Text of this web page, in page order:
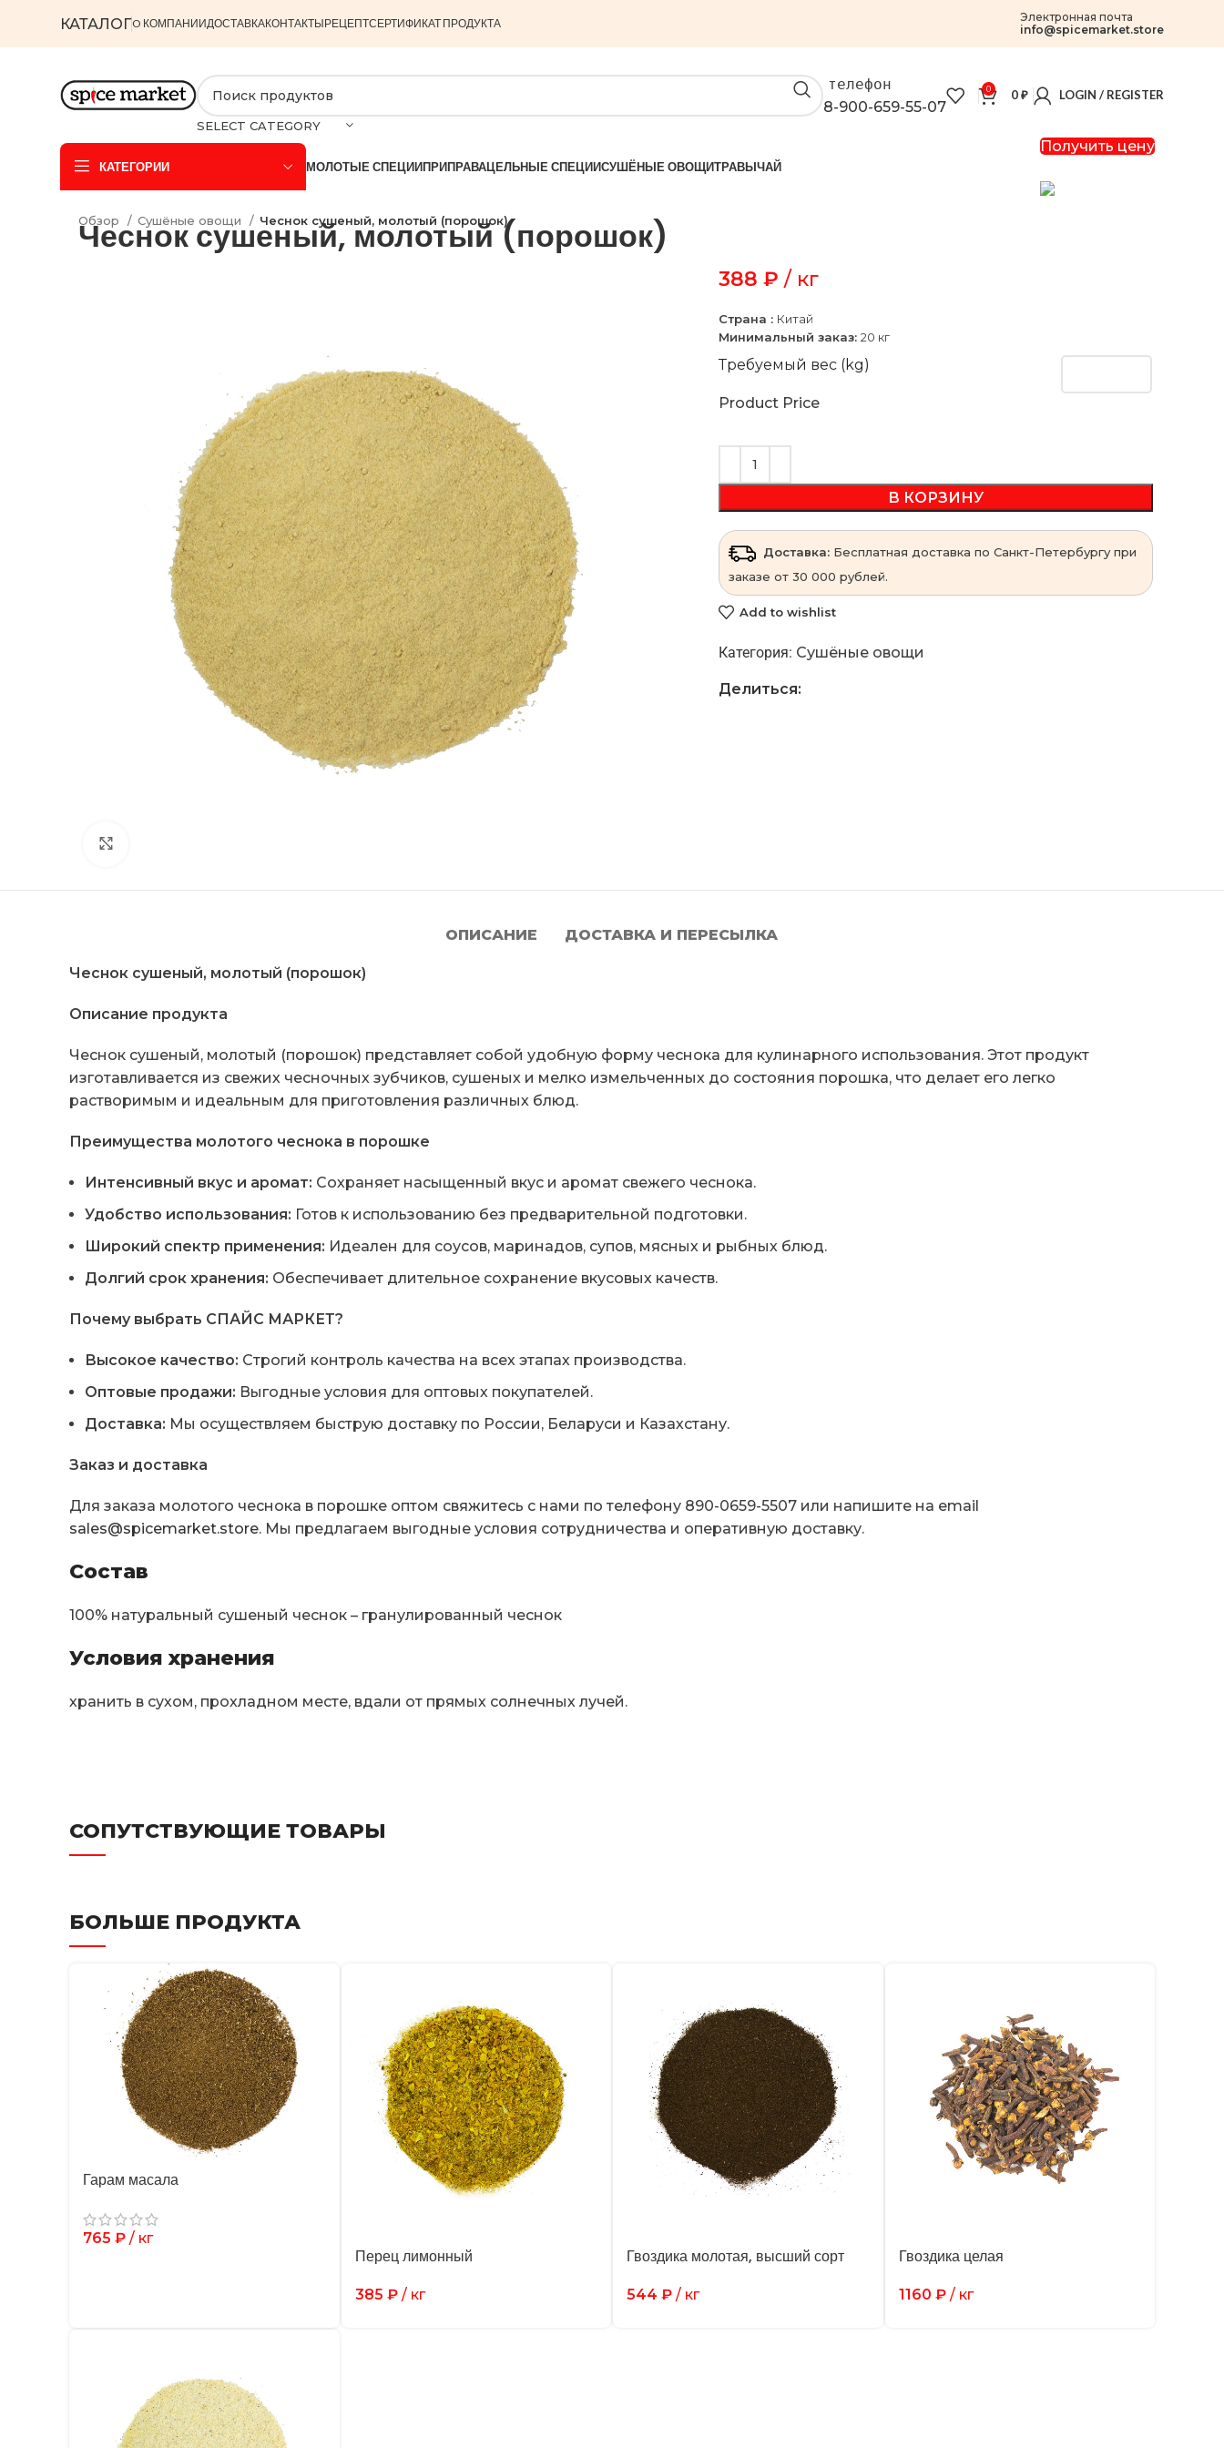
КАТАЛОГO КОМПАНИИДОСТАВКАКОНТАКТЫРЕЦЕПТСЕРТИФИКАТ ПРОДУКТА
Электронная почта
info@spicemarket.store
SELECT CATEGORY
телефон
8-900-659-55-07
0 0₽ LOGIN / REGISTER
КАТЕГОРИИ МОЛОТЫЕ СПЕЦИИПРИПРАВАЦЕЛЬНЫЕ СПЕЦИИСУШЁНЫЕ ОВОЩИТРАВЫЧАЙ
Получить цену
Обзор Сушёные овощи Чеснок сушеный, молотый (порошок)
Чеснок сушеный, молотый (порошок)
388 ₽ / кг
Страна : Китай
Минимальный заказ: 20 кг
Требуемый вес (kg)
Product Price
В КОРЗИНУ
Доставка:Бесплатная доставка по Санкт-Петербургу при
заказе от 30 000 рублей.
Add to wishlist
Категория: Сушёные овощи
Делиться:
ОПИСАНИЕ ДОСТАВКА И ПЕРЕСЫЛКА
Чеснок сушеный, молотый (порошок)
Описание продукта
Чеснок сушеный, молотый (порошок) представляет собой удобную форму чеснока для кулинарного использования. Этот продукт
изготавливается из свежих чесночных зубчиков, сушеных и мелко измельченных до состояния порошка, что делает его легко
растворимым и идеальным для приготовления различных блюд.
Преимущества молотого чеснока в порошке
Интенсивный вкус и аромат: Сохраняет насыщенный вкус и аромат свежего чеснока.
Удобство использования: Готов к использованию без предварительной подготовки.
Широкий спектр применения: Идеален для соусов, маринадов, супов, мясных и рыбных блюд.
Долгий срок хранения: Обеспечивает длительное сохранение вкусовых качеств.
Почему выбрать СПАЙС МАРКЕТ?
Высокое качество: Строгий контроль качества на всех этапах производства.
Оптовые продажи: Выгодные условия для оптовых покупателей.
Доставка: Мы осуществляем быструю доставку по России, Беларуси и Казахстану.
Заказ и доставка
Для заказа молотого чеснока в порошке оптом свяжитесь с нами по телефону 890-0659-5507 или напишите на email
sales@spicemarket.store. Мы предлагаем выгодные условия сотрудничества и оперативную доставку.
Состав
100% натуральный сушеный чеснок – гранулированный чеснок
Условия хранения
хранить в сухом, прохладном месте, вдали от прямых солнечных лучей.
СОПУТСТВУЮЩИЕ ТОВАРЫ
БОЛЬШЕ ПРОДУКТА
Гарам масала
765 ₽ / кг
Перец лимонный
385 ₽/ кг
Гвоздика молотая, высший сорт
544 ₽ / кг
Гвоздика целая
1160 ₽/ кг